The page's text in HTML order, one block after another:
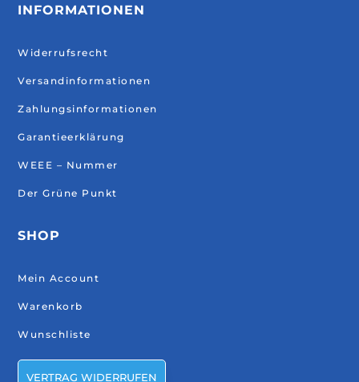
INFORMATIONEN
Widerrufsrecht
Versandinformationen
Zahlungsinformationen
Garantieerklärung
WEEE – Nummer
Der Grüne Punkt
SHOP
Mein Account
Warenkorb
Wunschliste
VERTRAG WIDERRUFEN